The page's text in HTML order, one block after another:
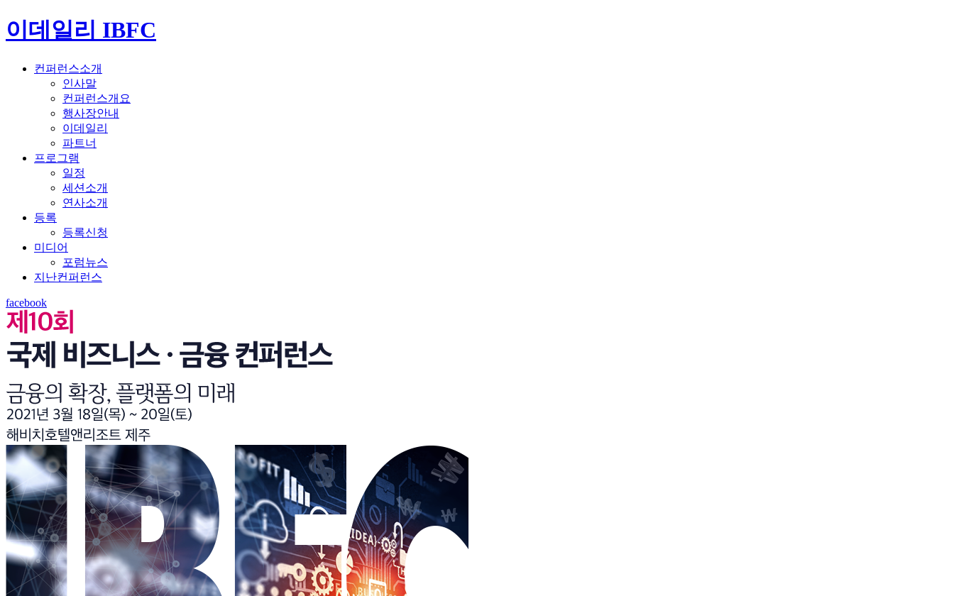
이데일리 IBFC
컨퍼런스소개
인사말
컨퍼런스개요
행사장안내
이데일리
파트너
프로그램
일정
세션소개
연사소개
등록
등록신청
미디어
포럼뉴스
지난컨퍼런스
facebook